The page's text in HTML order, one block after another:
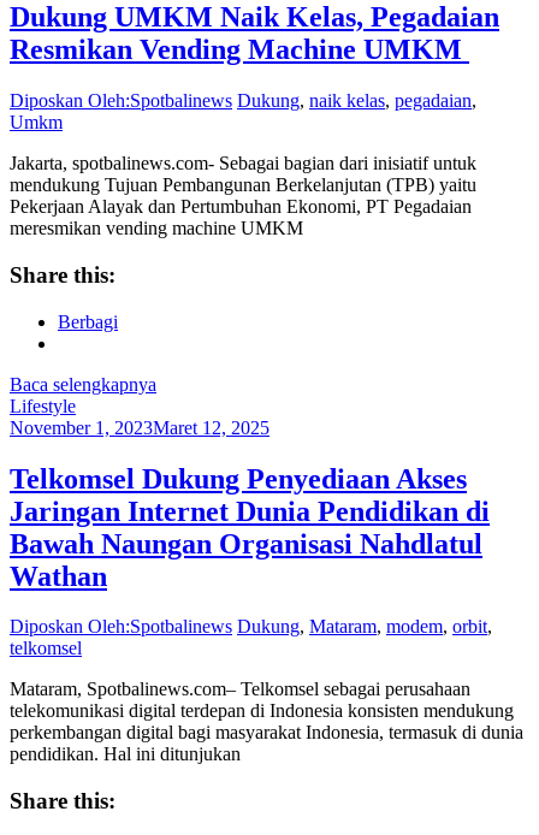
Dukung UMKM Naik Kelas, Pegadaian
Resmikan Vending Machine UMKM
Diposkan Oleh:Spotbalinews Dukung, naik kelas, pegadaian,
Umkm
Jakarta, spotbalinews.com- Sebagai bagian dari inisiatif untuk
mendukung Tujuan Pembangunan Berkelanjutan (TPB) yaitu
Pekerjaan Alayak dan Pertumbuhan Ekonomi, PT Pegadaian
meresmikan vending machine UMKM
Share this:
Berbagi
Baca selengkapnya
Lifestyle
November 1, 2023Maret 12, 2025
Telkomsel Dukung Penyediaan Akses
Jaringan Internet Dunia Pendidikan di
Bawah Naungan Organisasi Nahdlatul
Wathan
Diposkan Oleh:Spotbalinews Dukung, Mataram, modem, orbit,
telkomsel
Mataram, Spotbalinews.com– Telkomsel sebagai perusahaan
telekomunikasi digital terdepan di Indonesia konsisten mendukung
perkembangan digital bagi masyarakat Indonesia, termasuk di dunia
pendidikan. Hal ini ditunjukan
Share this: